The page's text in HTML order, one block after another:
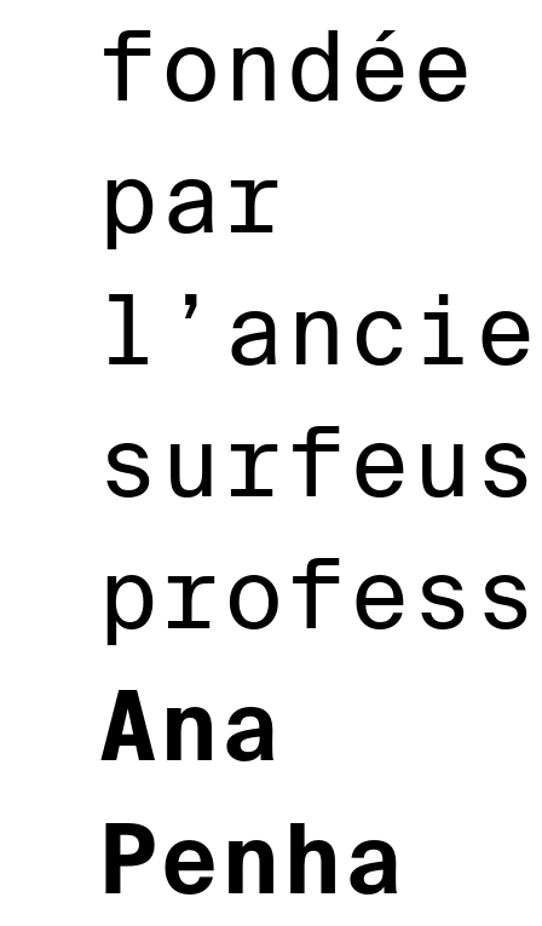
fondée
par
Ana
Penha